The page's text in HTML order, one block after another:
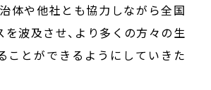
治体や他社とも協力しながら全国
を波及させ、より多くの方々の生
ことができるようにしていきた